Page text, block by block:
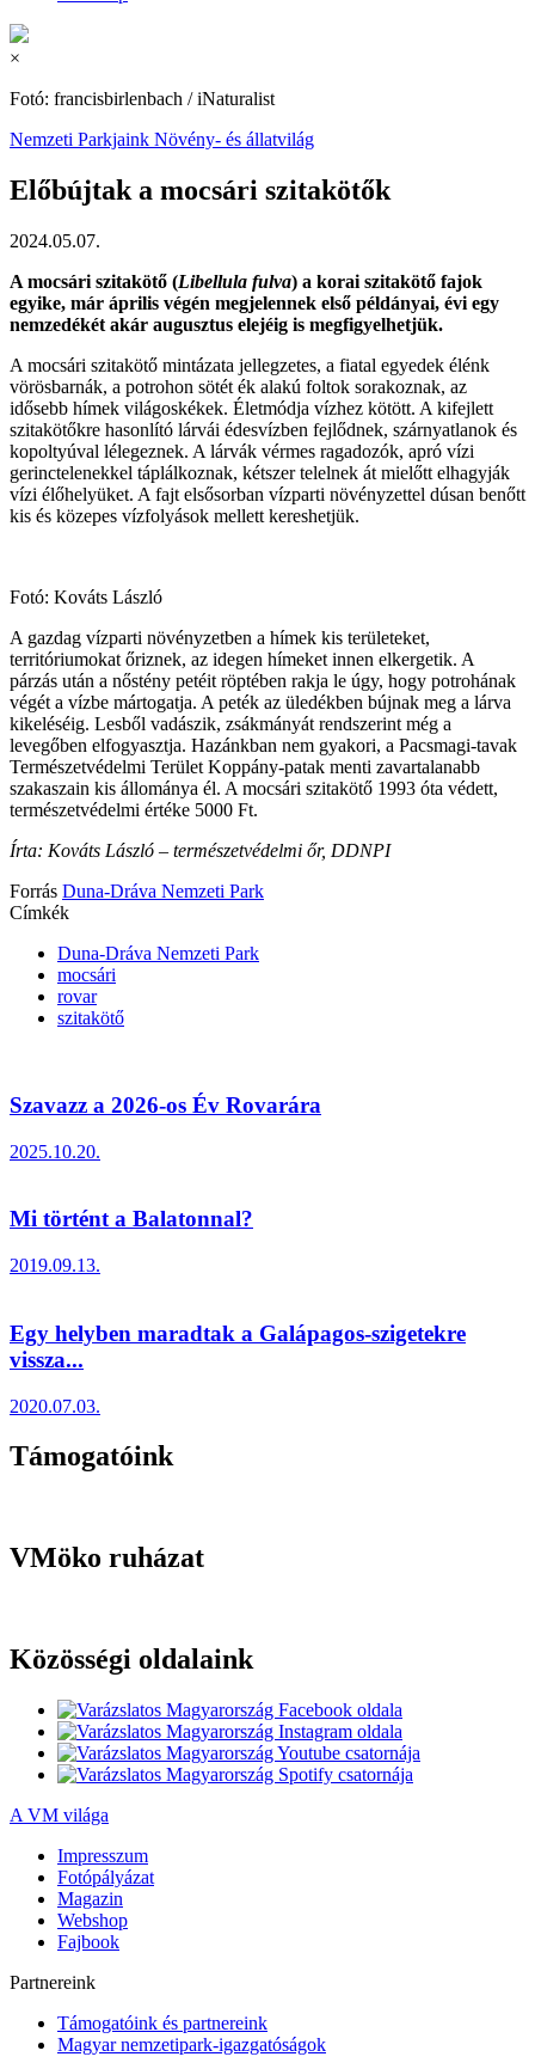
×
Fotó: francisbirlenbach / iNaturalist
Nemzeti Parkjaink Növény- és állatvilág
Előbújtak a mocsári szitakötők
2024.05.07.
A mocsári szitakötő (Libellula fulva) a korai szitakötő fajok
egyike, már április végén megjelennek első példányai, évi egy
nemzedékét akár augusztus elejéig is megfigyelhetjük.
A mocsári szitakötő mintázata jellegzetes, a fiatal egyedek élénk
vörösbarnák, a potrohon sötét ék alakú foltok sorakoznak, az
idősebb hímek világoskékek. Életmódja vízhez kötött. A kifejlett
szitakötőkre hasonlító lárvái édesvízben fejlődnek, szárnyatlanok és
kopoltyúval lélegeznek. A lárvák vérmes ragadozók, apró vízi
gerinctelenekkel táplálkoznak, kétszer telelnek át mielőtt elhagyják
vízi élőhelyüket. A fajt elsősorban vízparti növényzettel dúsan benőtt
kis és közepes vízfolyások mellett kereshetjük.
Fotó: Kováts László
A gazdag vízparti növényzetben a hímek kis területeket,
territóriumokat őriznek, az idegen hímeket innen elkergetik. A
párzás után a nőstény petéit röptében rakja le úgy, hogy potrohának
végét a vízbe mártogatja. A peték az üledékben bújnak meg a lárva
kikeléséig. Lesből vadászik, zsákmányát rendszerint még a
levegőben elfogyasztja. Hazánkban nem gyakori, a Pacsmagi-tavak
Természetvédelmi Terület Koppány-patak menti zavartalanabb
szakaszain kis állománya él. A mocsári szitakötő 1993 óta védett,
természetvédelmi értéke 5000 Ft.
Írta: Kováts László – természetvédelmi őr, DDNPI
Forrás Duna-Dráva Nemzeti Park
Címkék
Duna-Dráva Nemzeti Park
mocsári
rovar
szitakötő
Szavazz a 2026-os Év Rovarára
2025.10.20.
Mi történt a Balatonnal?
2019.09.13.
Egy helyben maradtak a Galápagos-szigetekre
vissza...
2020.07.03.
Támogatóink
VMöko ruházat
Közösségi oldalaink
A VM világa
Impresszum
Fotópályázat
Magazin
Webshop
Fajbook
Partnereink
Támogatóink és partnereink
Magyar nemzetipark-igazgatóságok